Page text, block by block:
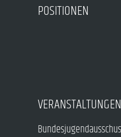
POSITIONEN